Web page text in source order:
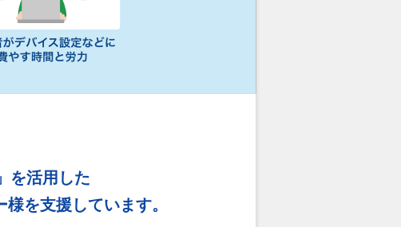
を活用した
様を支援しています。